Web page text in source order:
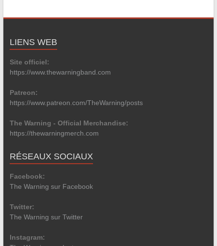
LIENS WEB
Site officiel:
https://www.thewarningband.com
Patreon:
https://www.patreon.com/TheWarning/posts
The Warning - Official Merchandise:
https://thewarningmerch.com
RÉSEAUX SOCIAUX
Facebook:
The Warning sur Facebook
Twitter:
The Warning sur Twitter
Instagram: